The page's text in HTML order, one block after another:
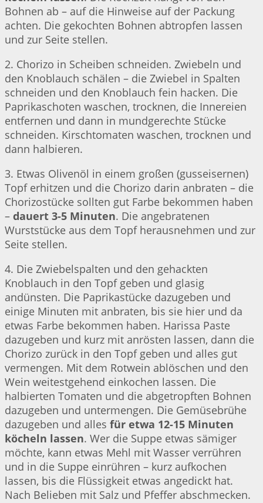
Bohnen ab – auf die Hinweise auf der Packung
achten. Die gekochten Bohnen abtropfen lassen
und zur Seite stellen.
2. Chorizo in Scheiben schneiden. Zwiebeln und
den Knoblauch schälen – die Zwiebel in Spalten
schneiden und den Knoblauch fein hacken. Die
Paprikaschoten waschen, trocknen, die Innereien
entfernen und dann in mundgerechte Stücke
schneiden. Kirschtomaten waschen, trocknen und
dann halbieren.
3. Etwas Olivenöl in einem großen (gusseisernen)
Topf erhitzen und die Chorizo darin anbraten – die
Chorizostücke sollten gut Farbe bekommen haben
– dauert 3-5 Minuten. Die angebratenen
Wurststücke aus dem Topf herausnehmen und zur
Seite stellen.
4. Die Zwiebelspalten und den gehackten
Knoblauch in den Topf geben und glasig
andünsten. Die Paprikastücke dazugeben und
einige Minuten mit anbraten, bis sie hier und da
etwas Farbe bekommen haben. Harissa Paste
dazugeben und kurz mit anrösten lassen, dann die
Chorizo zurück in den Topf geben und alles gut
vermengen. Mit dem Rotwein ablöschen und den
Wein weitestgehend einkochen lassen. Die
halbierten Tomaten und die abgetropften Bohnen
dazugeben und untermengen. Die Gemüsebrühe
dazugeben und alles für etwa 12-15 Minuten
köcheln lassen. Wer die Suppe etwas sämiger
möchte, kann etwas Mehl mit Wasser verrühren
und in die Suppe einrühren – kurz aufkochen
lassen, bis die Flüssigkeit etwas angedickt hat.
Nach Belieben mit Salz und Pfeffer abschmecken.